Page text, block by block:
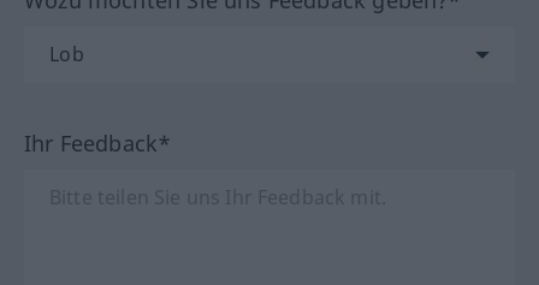
Ihr Feedback*